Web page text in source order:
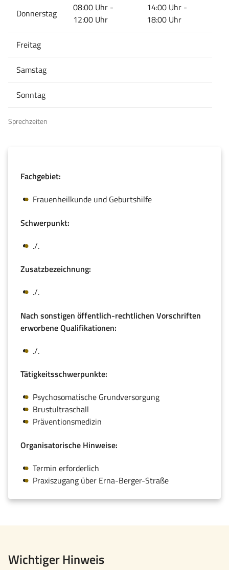
Sprechzeiten
Donnerstag
08:00 Uhr -
12:00 Uhr
14:00 Uhr -
18:00 Uhr
Freitag
Samstag
Sonntag
Fachgebiet:
Frauenheilkunde und Geburtshilfe
Schwerpunkt:
./.
Zusatzbezeichnung:
./.
Nach sonstigen öffentlich-rechtlichen Vorschriften
erworbene Qualifikationen:
./.
Tätigkeitsschwerpunkte:
Psychosomatische Grundversorgung
Brustultraschall
Präventionsmedizin
Organisatorische Hinweise:
Termin erforderlich
Praxiszugang über Erna-Berger-Straße
Wichtiger Hinweis